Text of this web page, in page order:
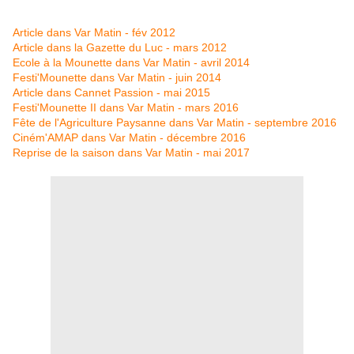
Article dans Var Matin - fév 2012
Article dans la Gazette du Luc - mars 2012
Ecole à la Mounette dans Var Matin - avril 2014
Festi'Mounette dans Var Matin - juin 2014
Article dans Cannet Passion - mai 2015
Festi'Mounette II dans Var Matin - mars 2016
Fête de l'Agriculture Paysanne dans Var Matin - septembre 2016
Ciném'AMAP dans Var Matin - décembre 2016
Reprise de la saison dans Var Matin - mai 2017